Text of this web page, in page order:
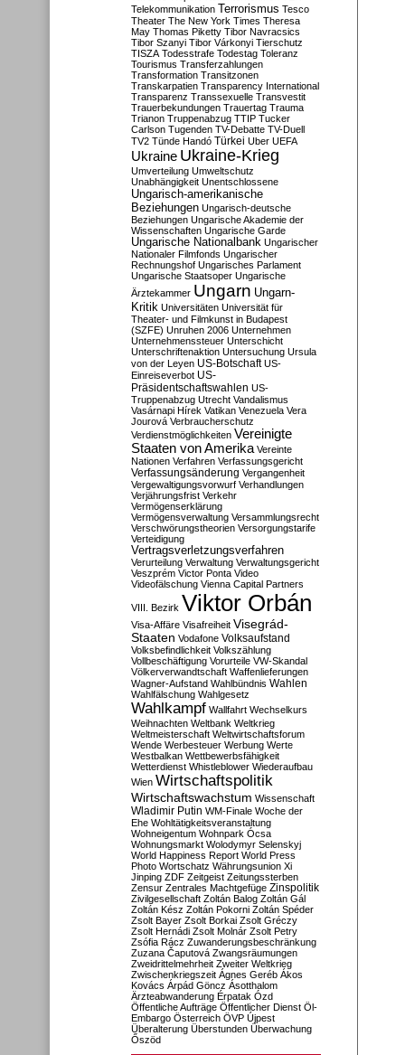
Telekommunikation Terrorismus Tesco
Theater The New York Times Theresa
May Thomas Piketty Tibor Navracsics
Tibor Szanyi Tibor Várkonyi Tierschutz
TISZA Todesstrafe Todestag Toleranz
Tourismus Transferzahlungen
Transformation Transitzonen
Transkarpatien Transparency International
Transparenz Transsexuelle Transvestit
Trauerbekundungen Trauertag Trauma
Trianon Truppenabzug TTIP Tucker
Carlson Tugenden TV-Debatte TV-Duell
TV2 Tünde Handó Türkei Uber UEFA
Ukraine Ukraine-Krieg
Umverteilung Umweltschutz
Unabhängigkeit Unentschlossene
Ungarisch-amerikanische
Beziehungen Ungarisch-deutsche
Beziehungen Ungarische Akademie der
Wissenschaften Ungarische Garde
Ungarische Nationalbank Ungarischer
Nationaler Filmfonds Ungarischer
Rechnungshof Ungarisches Parlament
Ungarische Staatsoper Ungarische
Ärztekammer Ungarn Ungarn-
Kritik Universitäten Universität für
Theater- und Filmkunst in Budapest
(SZFE) Unruhen 2006 Unternehmen
Unternehmenssteuer Unterschicht
Unterschriftenaktion Untersuchung Ursula
von der Leyen US-Botschaft US-
Einreiseverbot US-
Präsidentschaftswahlen US-
Truppenabzug Utrecht Vandalismus
Vasárnapi Hírek Vatikan Venezuela Vera
Jourová Verbraucherschutz
Verdienstmöglichkeiten Vereinigte
Staaten von Amerika Vereinte
Nationen Verfahren Verfassungsgericht
Verfassungsänderung Vergangenheit
Vergewaltigungsvorwurf Verhandlungen
Verjährungsfrist Verkehr
Vermögenserklärung
Vermögensverwaltung Versammlungsrecht
Verschwörungstheorien Versorgungstarife
Verteidigung
Vertragsverletzungsverfahren
Verurteilung Verwaltung Verwaltungsgericht
Veszprém Victor Ponta Video
Videofälschung Vienna Capital Partners
VIII. Bezirk Viktor Orbán
Visa-Affäre Visafreiheit Visegrád-
Staaten Vodafone Volksaufstand
Volksbefindlichkeit Volkszählung
Vollbeschäftigung Vorurteile VW-Skandal
Völkerverwandtschaft Waffenlieferungen
Wagner-Aufstand Wahlbündnis Wahlen
Wahlfälschung Wahlgesetz
Wahlkampf Wallfahrt Wechselkurs
Weihnachten Weltbank Weltkrieg
Weltmeisterschaft Weltwirtschaftsforum
Wende Werbesteuer Werbung Werte
Westbalkan Wettbewerbsfähigkeit
Wetterdienst Whistleblower Wiederaufbau
Wien Wirtschaftspolitik
Wirtschaftswachstum Wissenschaft
Wladimir Putin WM-Finale Woche der
Ehe Wohltätigkeitsveranstaltung
Wohneigentum Wohnpark Ócsa
Wohnungsmarkt Wolodymyr Selenskyj
World Happiness Report World Press
Photo Wortschatz Währungsunion Xi
Jinping ZDF Zeitgeist Zeitungssterben
Zensur Zentrales Machtgefüge Zinspolitik
Zivilgesellschaft Zoltán Balog Zoltán Gál
Zoltán Kész Zoltán Pokorni Zoltán Spéder
Zsolt Bayer Zsolt Borkai Zsolt Gréczy
Zsolt Hernádi Zsolt Molnár Zsolt Petry
Zsófia Rácz Zuwanderungsbeschränkung
Zuzana Čaputová Zwangsräumungen
Zweidrittelmehrheit Zweiter Weltkrieg
Zwischenkriegszeit Ágnes Geréb Ákos
Kovács Árpád Göncz Ásotthalom
Ärzteabwanderung Érpatak Ózd
Öffentliche Aufträge Öffentlicher Dienst Öl-
Embargo Österreich ÖVP Újpest
Überalterung Überstunden Überwachung
Őszöd